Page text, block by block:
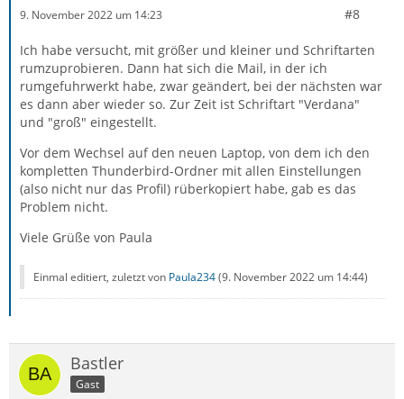
9. November 2022 um 14:23 #8
Ich habe versucht, mit größer und kleiner und Schriftarten
rumzuprobieren. Dann hat sich die Mail, in der ich
rumgefuhrwerkt habe, zwar geändert, bei der nächsten war
es dann aber wieder so. Zur Zeit ist Schriftart "Verdana"
und "groß" eingestellt.
Vor dem Wechsel auf den neuen Laptop, von dem ich den
kompletten Thunderbird-Ordner mit allen Einstellungen
(also nicht nur das Profil) rüberkopiert habe, gab es das
Problem nicht.
Viele Grüße von Paula
Einmal editiert, zuletzt von Paula234(9. November 2022 um 14:44)
Bastler
Gast